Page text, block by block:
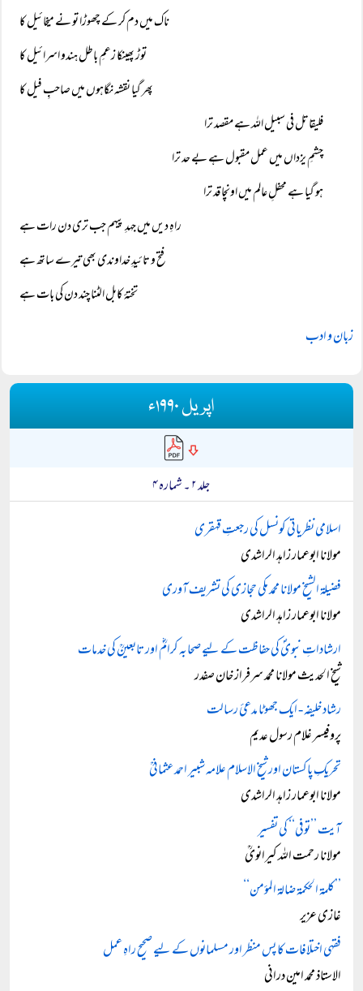
ناک میں دم کر کے چھوڑا تو نے میخائیل کا
توڑ پھینکا زعمِ باطل ہندو اسرائیل کا
پھر گیا نقشہ نگاہوں میں صاحبِ فیل کا
فلیقاتل فی سبیل اللہ ہے مقصد ترا
چشمِ یزداں میں عمل مقبول ہے بے حد ترا
ہو گیا ہے محفلِ عالم میں اونچا قد ترا
راہِ دیں میں جہدِ پیہم جب تری دن رات ہے
فتح و تائیدِ خداوندی بھی تیرے ساتھ ہے
تختۂ کابل الٹنا چند دن کی بات ہے
زبان و ادب
اپریل ۱۹۹۰ء
جلد ۲ ۔ شمارہ ۴
اسلامی نظریاتی کونسل کی رجعتِ قہقری
مولانا ابوعمار زاہد الراشدی
فضیلۃ الشیخ مولانا محمد مکی حجازی کی تشریف آوری
مولانا ابوعمار زاہد الراشدی
ارشاداتِ نبویؐ کی حفاظت کے لیے صحابہ کرامؓ اور تابعینؒ کی خدمات
شیخ الحدیث مولانا محمد سرفراز خان صفدر
رشاد خلیفہ - ایک جھوٹا مدعئ رسالت
پروفیسر غلام رسول عدیم
تحریکِ پاکستان اور شیخ الاسلام علامہ شبیر احمد عثمانیؒ
مولانا ابوعمار زاہد الراشدی
آیت ’’توفی‘‘ کی تفسیر
مولانا رحمت اللہ کیرانویؒ
’’کلمۃ الحکمۃ ضالۃ المؤمن‘‘
غازی عزیر
فقہی اختلافات کا پس منظر اور مسلمانوں کے لیے صحیح راہِ عمل
الاستاذ محمد امین درانی